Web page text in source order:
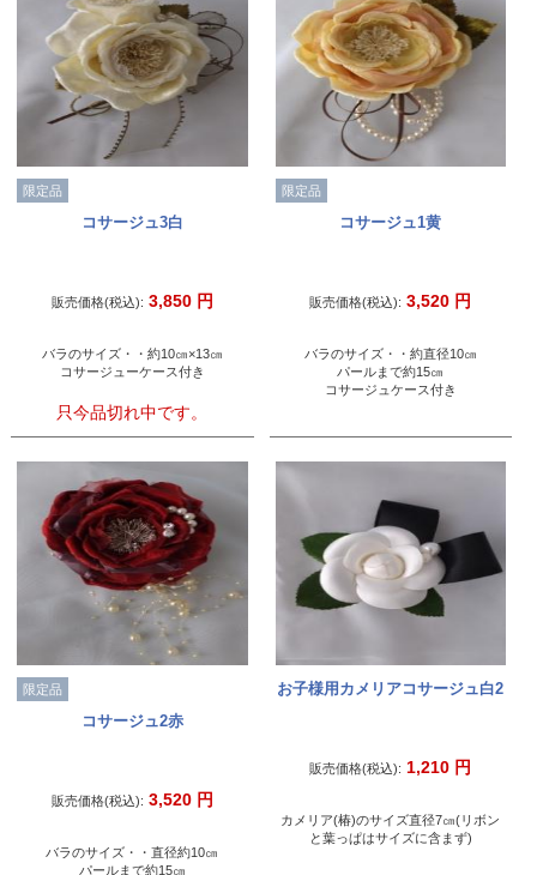
限定品
コサージュ3白
販売価格(税込): 3,850 円
バラのサイズ・・約10㎝×13㎝
コサージューケース付き
只今品切れ中です。
限定品
コサージュ1黄
販売価格(税込): 3,520 円
バラのサイズ・・約直径10㎝
パールまで約15㎝
コサージュケース付き
限定品
コサージュ2赤
販売価格(税込): 3,520 円
バラのサイズ・・直径約10㎝
パールまで約15㎝
お子様用カメリアコサージュ白2
販売価格(税込): 1,210 円
カメリア(椿)のサイズ直径7㎝(リボン
と葉っぱはサイズに含まず)